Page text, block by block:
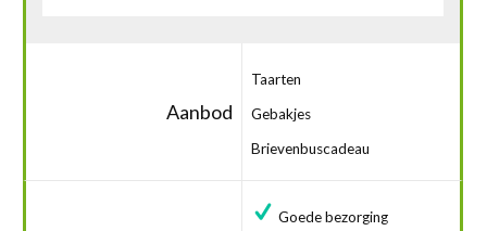
Aanbod
Taarten
Gebakjes
Brievenbuscadeau
Goede bezorging